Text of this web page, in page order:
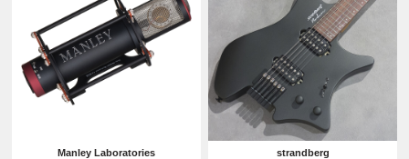
Manley Laboratories
strandberg